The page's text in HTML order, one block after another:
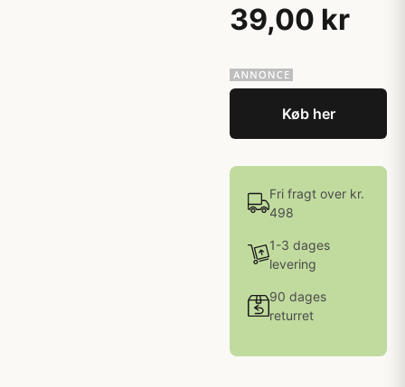
39,00 kr
Køb her
Fri fragt over kr.
498
1-3 dages
levering
90 dages
returret